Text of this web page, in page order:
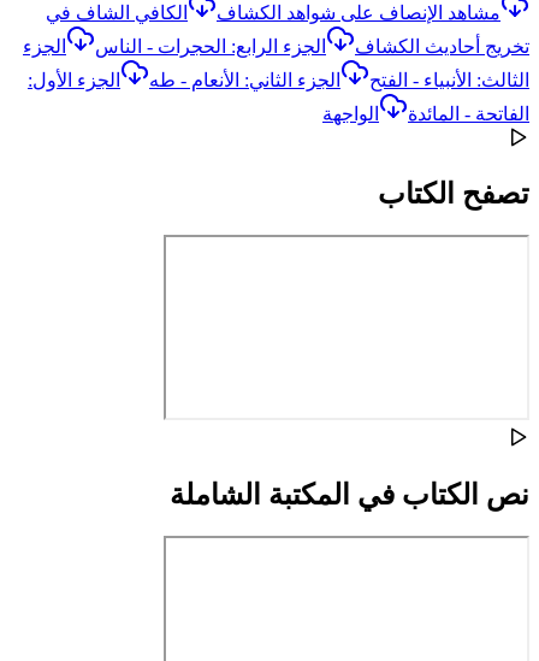
مشاهد الإنصاف على شواهد الكشاف
الكافي الشاف في
تخريج أحاديث الكشاف
الجزء الرابع: الحجرات - الناس
الجزء
الثالث: الأنبياء - الفتح
الجزء الثاني: الأنعام - طه
الجزء الأول:
الفاتحة - المائدة
الواجهة
تصفح الكتاب
نص الكتاب في المكتبة الشاملة